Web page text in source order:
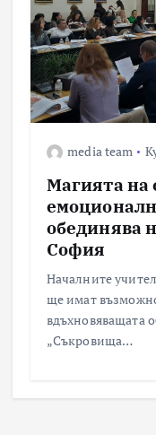
media team
Магията на
обединява
София
Началните
ще имат
вдъхновяващата
„Съкровища…